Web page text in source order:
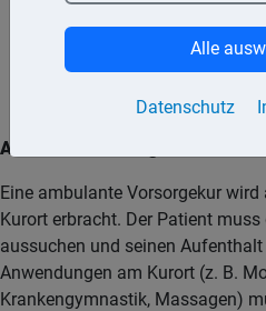
um eine Krankheit zu
um eine Pflegebedürftigkeit
Ambulante Vorsorgekur
Eine ambulante Vorsorgekur
Kurort erbracht. Der Patient
aussuchen und seinen
Anwendungen am Kurort (z. B.
Krankengymnastik, Massagen)
Datenschutz
Alle